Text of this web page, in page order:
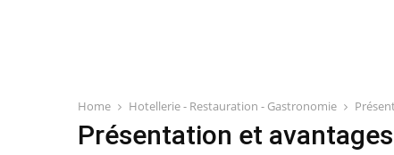
Home Hotellerie - Restauration - Gastronomie
Présentation et